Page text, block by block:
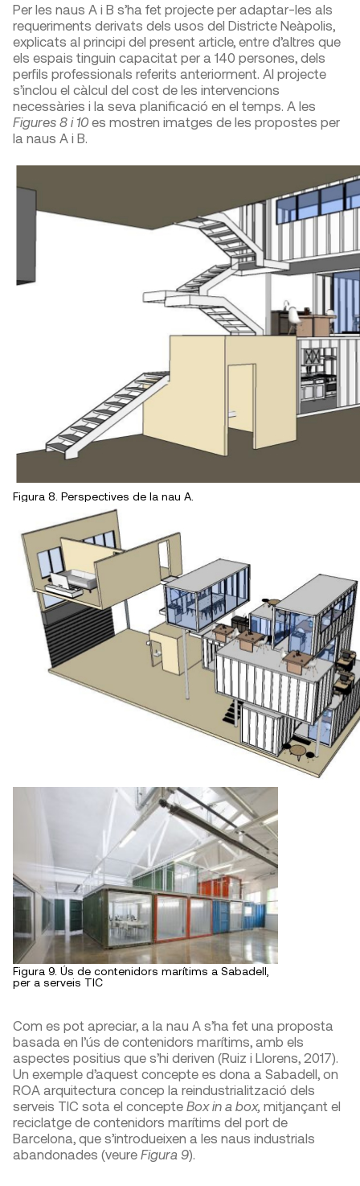
Per les naus A i B s’ha fet projecte per adaptar-les als
requeriments derivats dels usos del Districte Neàpolis,
explicats al principi del present article, entre d’altres que
els espais tinguin capacitat per a 140 persones, dels
perfils professionals referits anteriorment. Al projecte
s’inclou el càlcul del cost de les intervencions
necessàries i la seva planificació en el temps. A les
Figures 8 i 10 es mostren imatges de les propostes per
la naus A i B.
Figura 8. Perspectives de la nau A.
Figura 9. Ús de contenidors marítims a Sabadell,
per a serveis TIC
Com es pot apreciar, a la nau A s’ha fet una proposta
basada en l’ús de contenidors marítims, amb els
aspectes positius que s’hi deriven (Ruiz i Llorens, 2017).
Un exemple d’aquest concepte es dona a Sabadell, on
ROA arquitectura concep la reindustrialització dels
serveis TIC sota el concepte Box in a box, mitjançant el
reciclatge de contenidors marítims del port de
Barcelona, que s’introdueixen a les naus industrials
abandonades (veure Figura 9).